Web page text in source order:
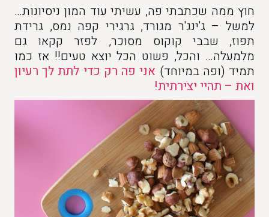
חוץ ממה שכתבתי פה, עשיתי עוד המון ניסיונות…
למשל – ג'ינג'ר מגורד, גרגירי קפה נמס, גרידת
תפוז, שבבי קוקוס מסוכר, לפזר קקאו גם
מלמעלה… והכל, פשוט הכל יוצא טעים!! אז כמו
תמיד (ופה במיוחד) אני פה רק כדי לתת לך רעיון
ואת – תהיי יצירתית!